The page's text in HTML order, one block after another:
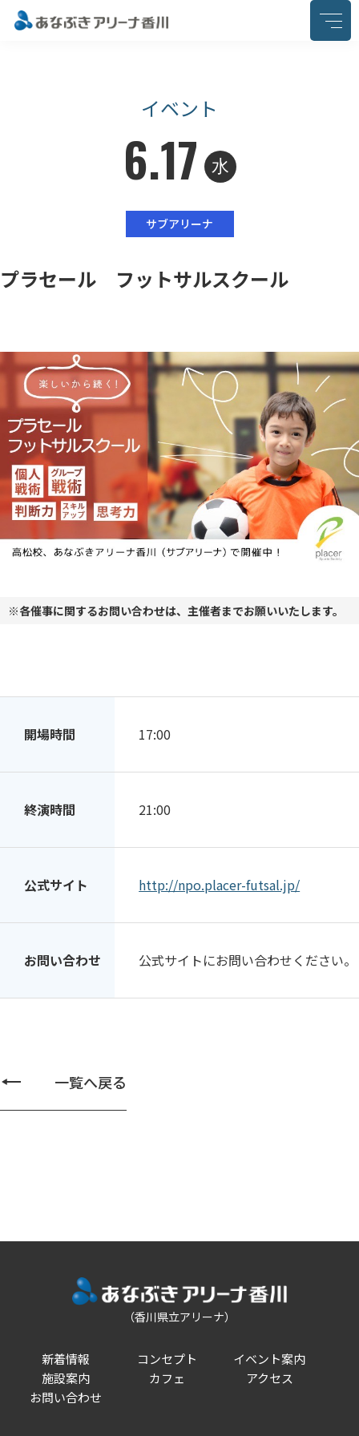
このページの本文へ移動
イベント
6.17 水
サブアリーナ
プラセール フットサルスクール
※各催事に関するお問い合わせは、主催者までお願いいたします。
開場時間 17:00
終演時間 21:00
公式サイト http://npo.placer-futsal.jp/
お問い合わせ 公式サイトにお問い合わせください。
一覧へ戻る
（香川県立アリーナ）
新着情報 コンセプト
イベント案内
施設案内
カフェ
アクセス
お問い合わせ